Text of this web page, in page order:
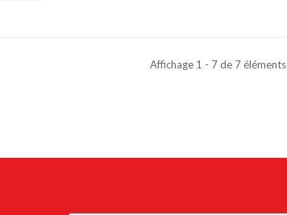
Affichage 1 - 7 de 7 éléments